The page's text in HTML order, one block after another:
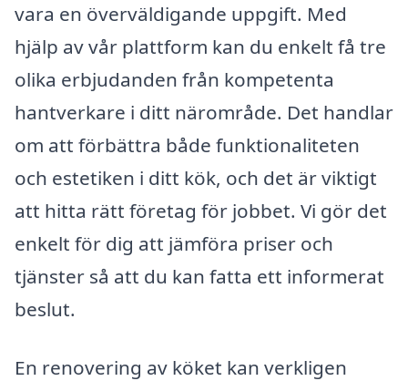
vara en överväldigande uppgift. Med
hjälp av vår plattform kan du enkelt få tre
olika erbjudanden från kompetenta
hantverkare i ditt närområde. Det handlar
om att förbättra både funktionaliteten
och estetiken i ditt kök, och det är viktigt
att hitta rätt företag för jobbet. Vi gör det
enkelt för dig att jämföra priser och
tjänster så att du kan fatta ett informerat
beslut.
En renovering av köket kan verkligen